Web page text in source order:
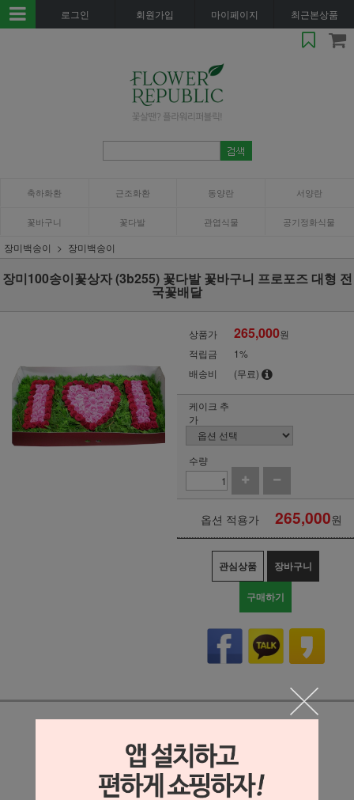
로그인 회원가입 마이페이지 최근본상품
축하화환 근조화환 동양란 서양란
꽃바구니 꽃다발 관엽식물 공기정화식물
장미백송이 장미백송이
장미100송이꽃상자 (3b255) 꽃다발 꽃바구니 프로포즈 대형 전
국꽃배달
상품가 265,000원
적립금
1%
배송비
(무료)
케이크 추
가
수량
옵션 적용가 265,000원
관심상품 장바구니
구매하기
상세정보 새창 열기
상세 정보를 확대해 보실 수 있습니다.